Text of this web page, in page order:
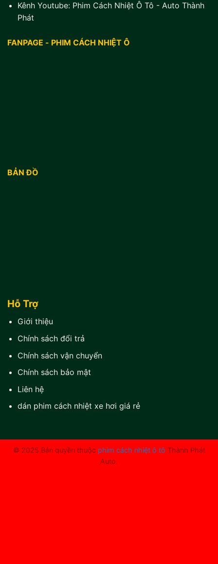
Kênh Youtube: Phim Cách Nhiệt Ô Tô - Auto Thành
Phát
FANPAGE - PHIM CÁCH NHIỆT Ô
BẢN ĐỒ
Hỗ Trợ
Giới thiệu
Chính sách đổi trả
Chính sách vận chuyển
Chính sách bảo mật
Liên hệ
dán phim cách nhiệt xe hơi giá rẻ
© 2025 Bản quyền thuộc phim cách nhiệt ô tô Thành Phát
Auto.